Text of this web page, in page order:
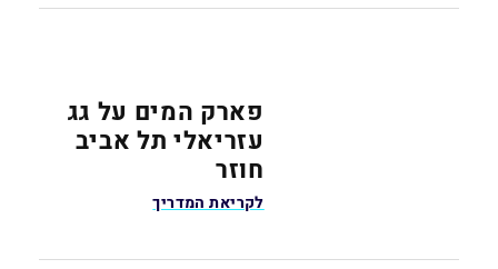
פארק המים על גג
עזריאלי תל אביב
חוזר
לקריאת המדריך